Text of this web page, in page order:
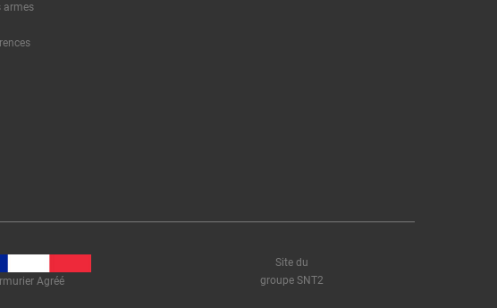
armes
Agréé
Site du
groupe SNT2